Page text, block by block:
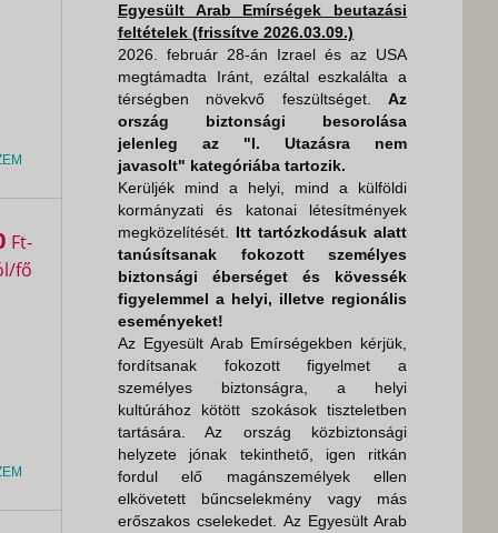
Ft
Egyesült Arab Emírségek beutazási
feltételek (frissítve 2026.03.09.)
2026. február 28-án Izrael és az USA
megtámadta Iránt, ezáltal eszkalálta a
térségben növekvő feszültséget.
Az
ország biztonsági besorolása
jelenleg az "I. Utazásra nem
javasolt" kategóriába tartozik.
Kerüljék mind a helyi, mind a külföldi
kormányzati és katonai létesítmények
megközelítését. Itt tartózkodásuk alatt
tanúsítsanak fokozott személyes
biztonsági éberséget és kövessék
figyelemmel a helyi, illetve regionális
eseményeket!
Az Egyesült Arab Emírségekben kérjük,
fordítsanak fokozott figyelmet a
személyes biztonságra, a helyi
kultúrához kötött szokások tiszteletben
tartására. Az ország közbiztonsági
helyzete jónak tekinthető, igen ritkán
fordul elő magánszemélyek ellen
elkövetett bűncselekmény vagy más
erőszakos cselekedet. Az Egyesült Arab